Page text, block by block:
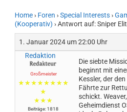
Home› Foren ›Special Interests›
(Kooperativ) ›Antwort auf: Sniper
1. Januar 2024 um 22:00 Uhr
Redaktion
Großmeister
★★★★★★★★
★
★★★
Beiträge: 1818
Die siebte
beginnt mit
Kessler, der
Fährte zur
schickt.
Geheimdienst